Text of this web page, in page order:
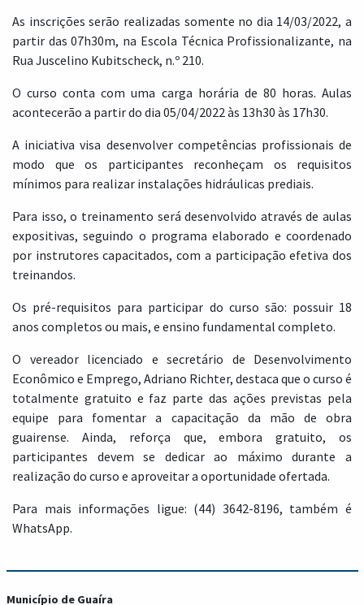
As inscrições serão realizadas somente no dia 14/03/2022, a
partir das 07h30m, na Escola Técnica Profissionalizante, na
Rua Juscelino Kubitscheck, n.º 210.
O curso conta com uma carga horária de 80 horas. Aulas
acontecerão a partir do dia 05/04/2022 às 13h30 às 17h30.
A iniciativa visa desenvolver competências profissionais de
modo que os participantes reconheçam os requisitos
mínimos para realizar instalações hidráulicas prediais.
Para isso, o treinamento será desenvolvido através de aulas
expositivas, seguindo o programa elaborado e coordenado
por instrutores capacitados, com a participação efetiva dos
treinandos.
Os pré-requisitos para participar do curso são: possuir 18
anos completos ou mais, e ensino fundamental completo.
O vereador licenciado e secretário de Desenvolvimento
Econômico e Emprego, Adriano Richter, destaca que o curso é
totalmente gratuito e faz parte das ações previstas pela
equipe para fomentar a capacitação da mão de obra
guairense. Ainda, reforça que, embora gratuito, os
participantes devem se dedicar ao máximo durante a
realização do curso e aproveitar a oportunidade ofertada.
Para mais informações ligue: (44) 3642-8196, também é
WhatsApp.
Município de Guaíra